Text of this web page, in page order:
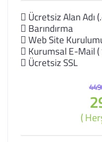
Ücretsiz Alan Adı
Barındırma
Web Site
Kurumsal E-Mail (
Ücretsiz SSL
(